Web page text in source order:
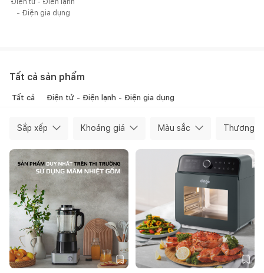
Điện tử - Điện lạnh
- Điện gia dụng
Tất cả sản phẩm
Tất cả Điện tử - Điện lạnh - Điện gia dụng
Sắp xếp Khoảng giá Màu sắc Thương